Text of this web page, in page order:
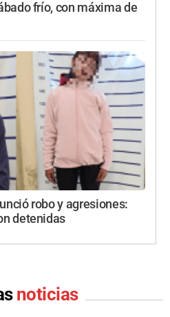
frío, con máxima de
robo y agresiones:
detenidas
noticias